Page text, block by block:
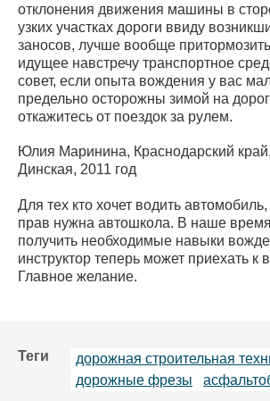
отклонения движения машины в
узких участках дороги ввиду
заносов, лучше вообще
идущее навстречу транспортное
совет, если опыта вождения у вас
предельно осторожны зимой на
откажитесь от поездок за рулем.
Юлия Маринина, Краснодарский
Динская, 2011 год
Для тех кто хочет водить
прав нужна автошкола. В наше
получить необходимые навыки
инструктор теперь может приехать к
Главное желание.
Теги
дорожная строительная
дорожные фрезы